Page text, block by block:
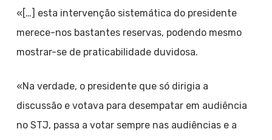
«[…] esta intervenção sistemática do presidente
merece-nos bastantes reservas, podendo mesmo
mostrar-se de praticabilidade duvidosa.
«Na verdade, o presidente que só dirigia a
discussão e votava para desempatar em audiência
no STJ, passa a votar sempre nas audiências e a